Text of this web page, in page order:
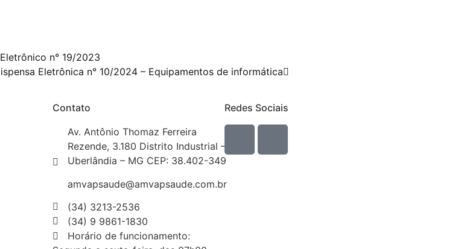
n° 19/2023
Eletrônica n° 10/2024 – Equipamentos de informática
Contato
Av. Antônio Thomaz Ferreira
Rezende, 3.180 Distrito Industrial –
Uberlândia – MG CEP: 38.402-349
amvapsaude@amvapsaude.com.br
(34) 3213-2536
(34) 9 9861-1830
Horário de funcionamento:
Redes Sociais